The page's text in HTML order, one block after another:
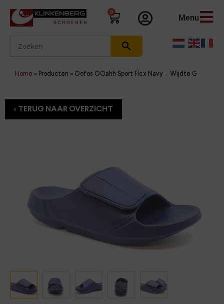
0
Menu
Home » Producten » Oofos OOahh Sport Flex Navy – Wijdte G